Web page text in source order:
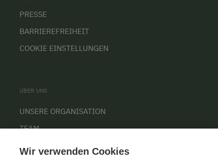
PRESSE
BARRIEREFREIHEIT
COOKIE EINSTELLUNGEN
ÜBER UNS
UNSERE ORGANISATION
TEAM
KARRIERE
Wir verwenden Cookies